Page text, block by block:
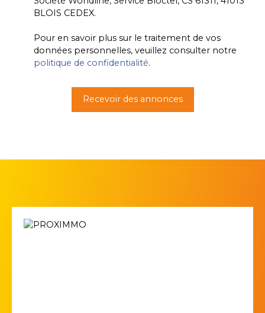
BLOIS CEDEX.
Pour en savoir plus sur le traitement de vos
données personnelles, veuillez consulter notre
politique de confidentialité.
Recevoir des annonces